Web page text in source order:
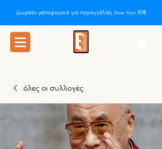
Δωρεάν μεταφορικά για παραγγελίες άνω των 50€
όλες οι συλλογές